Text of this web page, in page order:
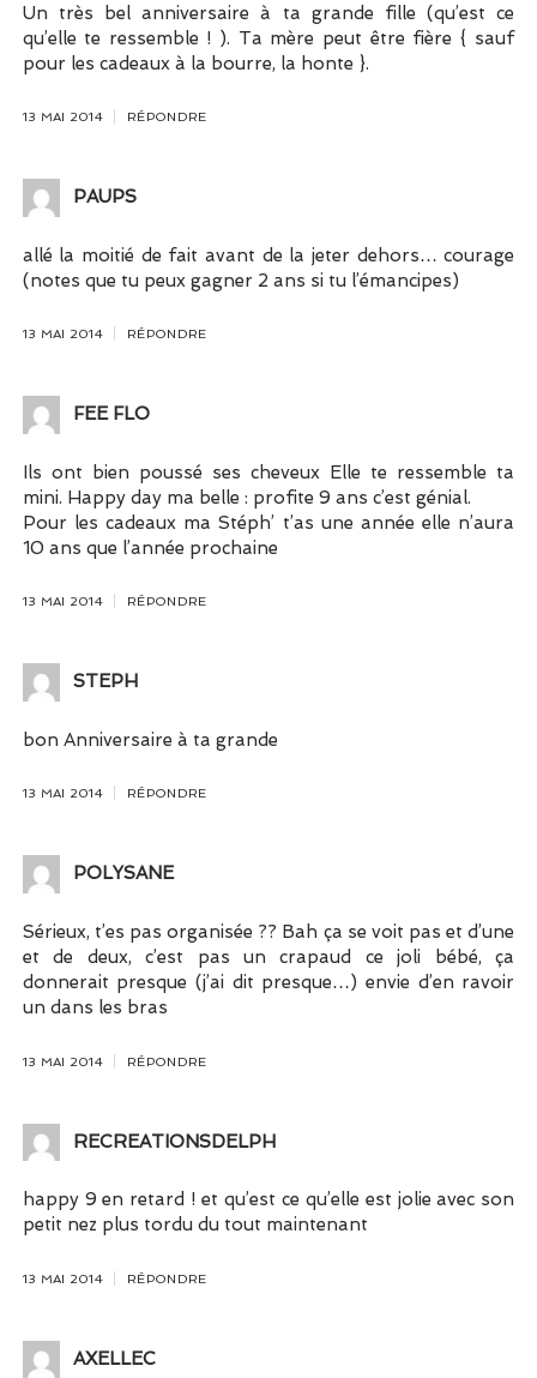
Un très bel anniversaire à ta grande fille (qu’est ce
qu’elle te ressemble ! ). Ta mère peut être fière { sauf
pour les cadeaux à la bourre, la honte }.
13 MAI 2014 RÉPONDRE
PAUPS
allé la moitié de fait avant de la jeter dehors… courage
(notes que tu peux gagner 2 ans si tu l’émancipes)
13 MAI 2014 RÉPONDRE
FEE FLO
Ils ont bien poussé ses cheveux Elle te ressemble ta
mini. Happy day ma belle : profite 9 ans c’est génial.
Pour les cadeaux ma Stéph’ t’as une année elle n’aura
10 ans que l’année prochaine
13 MAI 2014 RÉPONDRE
STEPH
bon Anniversaire à ta grande
13 MAI 2014 RÉPONDRE
POLYSANE
Sérieux, t’es pas organisée ?? Bah ça se voit pas et d’une
et de deux, c’est pas un crapaud ce joli bébé, ça
donnerait presque (j’ai dit presque…) envie d’en ravoir
un dans les bras
13 MAI 2014 RÉPONDRE
RECREATIONSDELPH
happy 9 en retard ! et qu’est ce qu’elle est jolie avec son
petit nez plus tordu du tout maintenant
13 MAI 2014 RÉPONDRE
AXELLEC